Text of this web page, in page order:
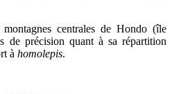
montagnes centrales de Hondo (île
de précision quant à sa répartition
à homolepis.